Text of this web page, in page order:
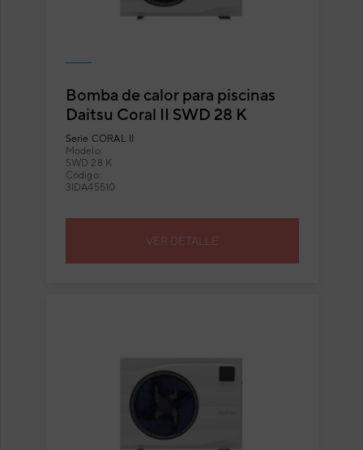
Bomba de calor para piscinas
Daitsu Coral II SWD 28 K
Serie CORAL II
Modelo:
SWD 28 K
Código:
3IDA45510
VER DETALLE